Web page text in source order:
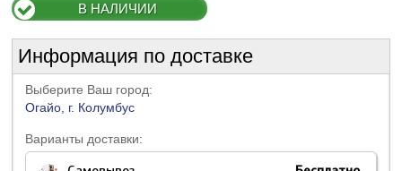
В НАЛИЧИИ
Информация по доставке
Выберите Ваш город:
Огайо, г. Колумбус
Варианты доставки: